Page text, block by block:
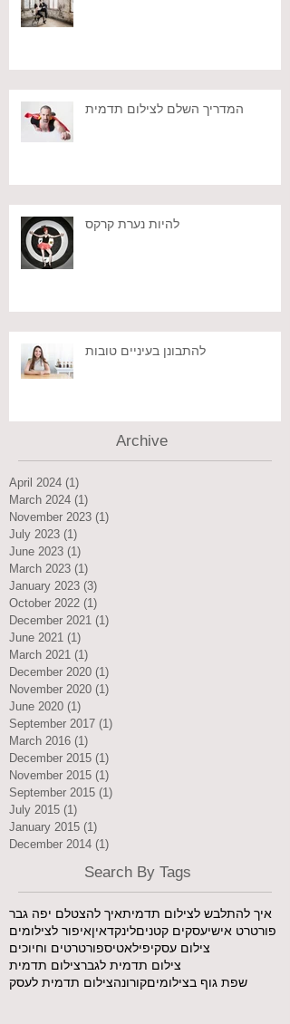
המדריך השלם לצילום תדמית
להיות נערת קרקס
להתבונן בעיניים טובות
Archive
April 2024 (1)
March 2024 (1)
November 2023 (1)
July 2023 (1)
June 2023 (1)
March 2023 (1)
January 2023 (3)
October 2022 (1)
December 2021 (1)
June 2021 (1)
March 2021 (1)
December 2020 (1)
November 2020 (1)
June 2020 (1)
September 2017 (1)
March 2016 (1)
December 2015 (1)
November 2015 (1)
September 2015 (1)
July 2015 (1)
January 2015 (1)
December 2014 (1)
Search By Tags
איך להצטלם יפה גבראיך להתלבש לצילום תדמית
איפור לצילומיםלינקדאיןעסקים קטניםפורטרט אישי
פורטרטים וחיוכיםפילאטיסצילום עסקי
צילום תדמיתצילום תדמית לגבר
צילום תדמית לעסקקורונהשפת גוף בצילומים